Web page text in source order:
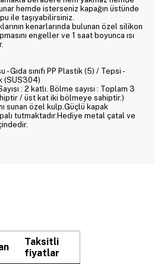
hemde isterseniz kapağın üstünde
ile taşıyabilirsiniz.
kenarlarında bulunan özel silikon
engeller ve 1 saat boyunca ısı
Gıda sınıfı PP Plastik (5) / Tepsi -
(SUS304)
: 2 katlı. Bölme sayısı : Toplam 3
/ üst kat iki bölmeye sahiptir.)
sunan özel kulp.Güçlü kapak
tutmaktadır.Hediye metal çatal ve
Taksitli
fiyatlar